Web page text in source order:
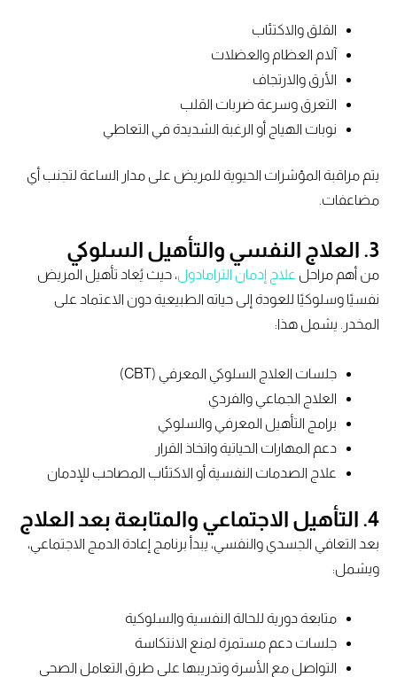
القلق والاكتئاب
آلام العظام والعضلات
الأرق والارتجاف
التعرق وسرعة ضربات القلب
نوبات الهياج أو الرغبة الشديدة في التعاطي
يتم مراقبة المؤشرات الحيوية للمريض على مدار الساعة لتجنب أي
مضاعفات.
3. العلاج النفسي والتأهيل السلوكي
من أهم مراحل علاج إدمان الترامادول ، حيث يُعاد تأهيل المريض
نفسيًا وسلوكيًا للعودة إلى حياته الطبيعية دون الاعتماد على
المخدر. يشمل هذا:
جلسات العلاج السلوكي المعرفي (CBT)
العلاج الجماعي والفردي
برامج التأهيل المعرفي والسلوكي
دعم المهارات الحياتية واتخاذ القرار
علاج الصدمات النفسية أو الاكتئاب المصاحب للإدمان
4. التأهيل الاجتماعي والمتابعة بعد العلاج
بعد التعافي الجسدي والنفسي، يبدأ برنامج إعادة الدمج الاجتماعي،
ويشمل:
متابعة دورية للحالة النفسية والسلوكية
جلسات دعم مستمرة لمنع الانتكاسة
التواصل مع الأسرة وتدريبها على طرق التعامل الصحي